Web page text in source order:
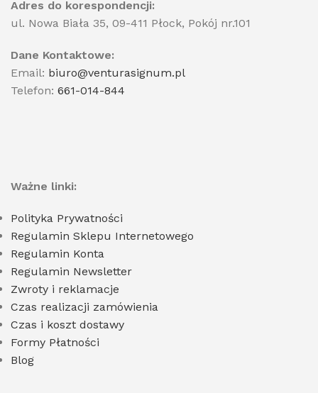
Adres do korespondencji:
ul. Nowa Biała 35, 09-411 Płock, Pokój nr.101
Dane Kontaktowe:
Email: biuro@venturasignum.pl
Telefon: 661-014-844
Ważne linki:
Polityka Prywatności
Regulamin Sklepu Internetowego
Regulamin Konta
Regulamin Newsletter
Zwroty i reklamacje
Czas realizacji zamówienia
Czas i koszt dostawy
Formy Płatności
Blog